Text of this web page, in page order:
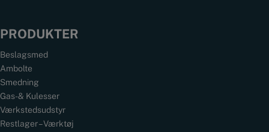
PRODUKTER
Beslagsmed
Ambolte
Smedning
Gas- & Kulesser
Værkstedsudstyr
Restlager – Værktøj